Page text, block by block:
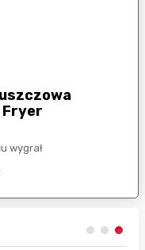
Fryer
wygrał